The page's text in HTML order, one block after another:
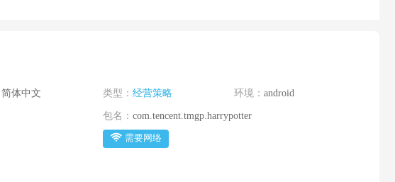
简体中文 类型： 经营策略 环境： android
包名： com.tencent.tmgp.harrypotter
需要网络